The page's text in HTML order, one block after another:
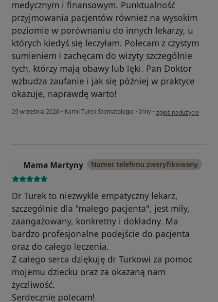
medycznym i finansowym. Punktualność
przyjmowania pacjentów również na wysokim
poziomie w porównaniu do innych lekarzy, u
których kiedyś się leczyłam. Polecam z czystym
sumieniem i zachęcam do wizyty szczególnie
tych, którzy mają obawy lub lęki. Pan Doktor
wzbudza zaufanie i jak się później w praktyce
okazuje, naprawdę warto!
29 września 2020 • Kamil Turek Stomatologia • Inny • w opinii użytkownika
zgłoś nadużycie
Mama Martyny Numer telefonu zweryfikowany
Dr Turek to niezwykle empatyczny lekarz,
szczególnie dla "małego pacjenta", jest miły,
zaangażowany, konkretny i dokładny. Ma
bardzo profesjonalne podejście do pacjenta
oraz do całego leczenia.
Z całego serca dziękuję dr Turkowi za pomoc
mojemu dziecku oraz za okazaną nam
życzliwość.
Serdecznie polecam!